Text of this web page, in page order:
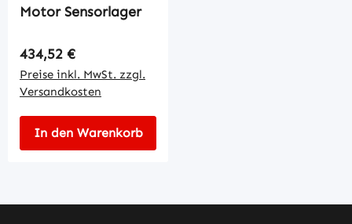
Motor Sensorlager
Regulärer Preis:
434,52 €
Preise inkl. MwSt. zzgl.
Versandkosten
In den Warenkorb